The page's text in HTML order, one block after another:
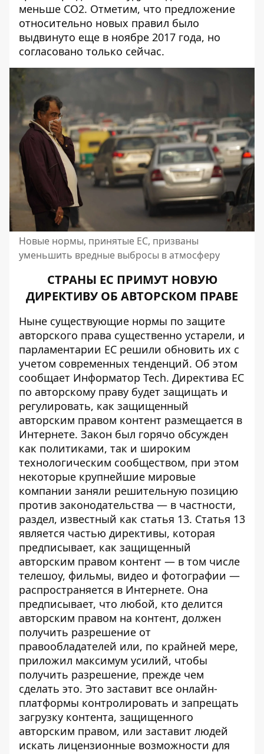
меньше CO2. Отметим, что предложение
относительно новых правил было
выдвинуто еще в ноябре 2017 года, но
согласовано только сейчас.
Новые нормы, принятые ЕС, призваны
уменьшить вредные выбросы в атмосферу
СТРАНЫ ЕС ПРИМУТ НОВУЮ
ДИРЕКТИВУ ОБ АВТОРСКОМ ПРАВЕ
Ныне существующие нормы по защите
авторского права существенно устарели, и
парламентарии ЕС решили обновить их с
учетом современных тенденций. Об этом
сообщает Информатор Tech. Директива ЕС
по авторскому праву будет защищать и
регулировать, как защищенный
авторским правом контент размещается в
Интернете. Закон был горячо обсужден
как политиками, так и широким
технологическим сообществом, при этом
некоторые крупнейшие мировые
компании заняли решительную позицию
против законодательства — в частности,
раздел, известный как статья 13. Статья 13
является частью директивы, которая
предписывает, как защищенный
авторским правом контент — в том числе
телешоу, фильмы, видео и фотографии —
распространяется в Интернете. Она
предписывает, что любой, кто делится
авторским правом на контент, должен
получить разрешение от
правообладателей или, по крайней мере,
приложил максимум усилий, чтобы
получить разрешение, прежде чем
сделать это. Это заставит все онлайн-
платформы контролировать и запрещать
загрузку контента, защищенного
авторским правом, или заставит людей
искать лицензионные возможности для